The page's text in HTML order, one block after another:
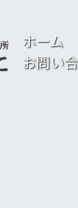
ホーム
お問い